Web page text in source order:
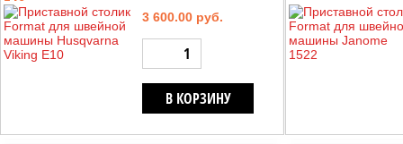
3 600.00 руб.
В КОРЗИНУ